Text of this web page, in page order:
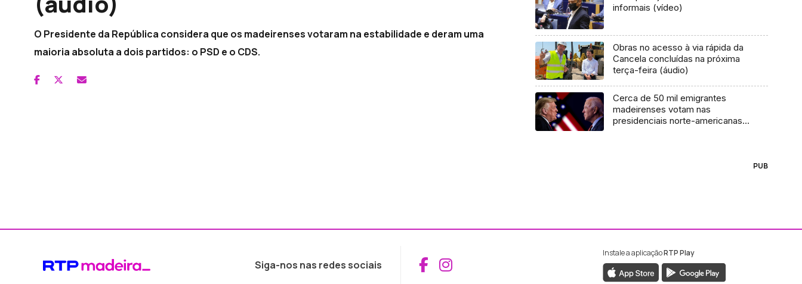
O Presidente da República considera que os madeirenses votaram na estabilidade e deram uma
maioria absoluta a dois partidos: o PSD e o CDS.
informais (vídeo)
Obras no acesso à via rápida da
Cancela concluídas na próxima
terça-feira (áudio)
Cerca de 50 mil emigrantes
madeirenses votam nas
presidenciais norte-americanas
PUB
Siga-nos nas redes sociais Aceder ao Facebook da RTP Madeira
Aceder ao Instagram da RTP Madeira
Instale a aplicaçãoRTP Play